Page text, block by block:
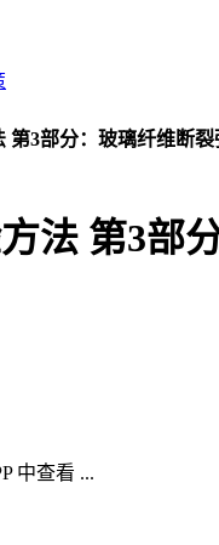
第3部分：玻璃纤维断
法 第3部
中查看 ...